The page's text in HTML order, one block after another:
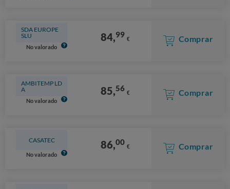
SDA EUROPE
SLU
No valorado
84,99 € Comprar
AMBITEMP LD
A
No valorado
85,56 € Comprar
CASATEC
No valorado
86,00 € Comprar